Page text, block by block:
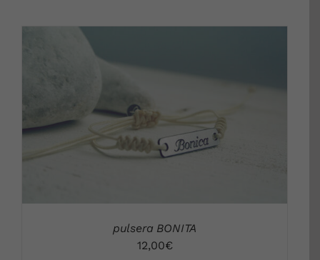
DETALLES
pulsera BONITA
12,00€